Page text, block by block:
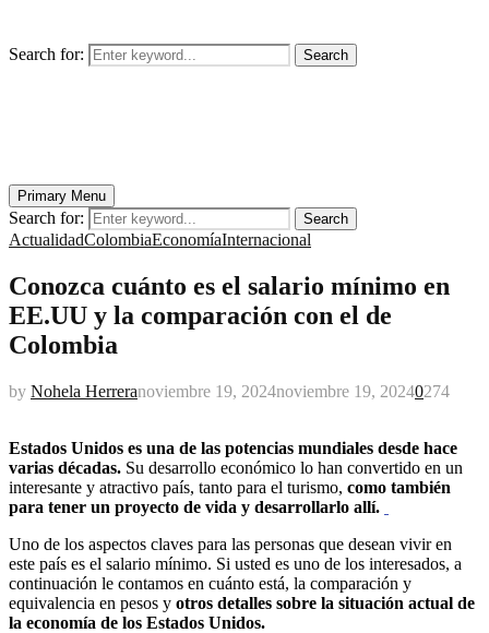
Search for: Search
Primary Menu
Search for: Search
ActualidadColombiaEconomíaInternacional
Conozca cuánto es el salario mínimo en
EE.UU y la comparación con el de
Colombia
by Nohela Herreranoviembre 19, 2024noviembre 19, 20240274
Estados Unidos es una de las potencias mundiales desde hace
varias décadas. Su desarrollo económico lo han convertido en un
interesante y atractivo país, tanto para el turismo, como también
para tener un proyecto de vida y desarrollarlo allí.
Uno de los aspectos claves para las personas que desean vivir en
este país es el salario mínimo. Si usted es uno de los interesados, a
continuación le contamos en cuánto está, la comparación y
equivalencia en pesos y otros detalles sobre la situación actual de
la economía de los Estados Unidos.